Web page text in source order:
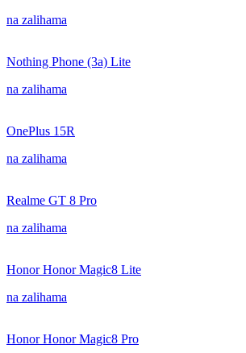
na zalihama
Nothing Phone (3a) Lite
na zalihama
OnePlus 15R
na zalihama
Realme GT 8 Pro
na zalihama
Honor Honor Magic8 Lite
na zalihama
Honor Honor Magic8 Pro